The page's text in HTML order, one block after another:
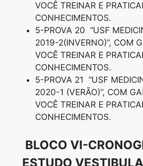
VOCÊ TREINAR E
CONHECIMENTOS.
5-PROVA 20 “USF
2019-2(INVERNO)”, COM
VOCÊ TREINAR E
CONHECIMENTOS.
5-PROVA 21 “USF
2020-1 (VERÃO)”, COM
VOCÊ TREINAR E
CONHECIMENTOS.
BLOCO VI-
ESTUDO